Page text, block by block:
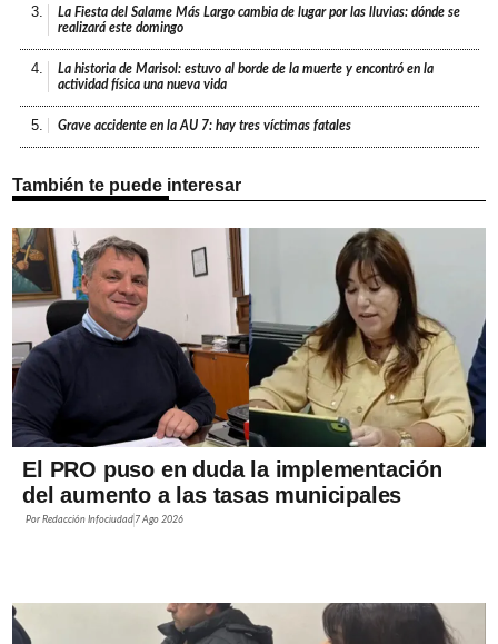
3.
La Fiesta del Salame Más Largo cambia de lugar por las lluvias: dónde se
realizará este domingo
4.
La historia de Marisol: estuvo al borde de la muerte y encontró en la
actividad física una nueva vida
5. Grave accidente en la AU 7: hay tres víctimas fatales
También te puede interesar
El PRO puso en duda la implementación
del aumento a las tasas municipales
PorRedacción Infociudad 7 Ago 2026